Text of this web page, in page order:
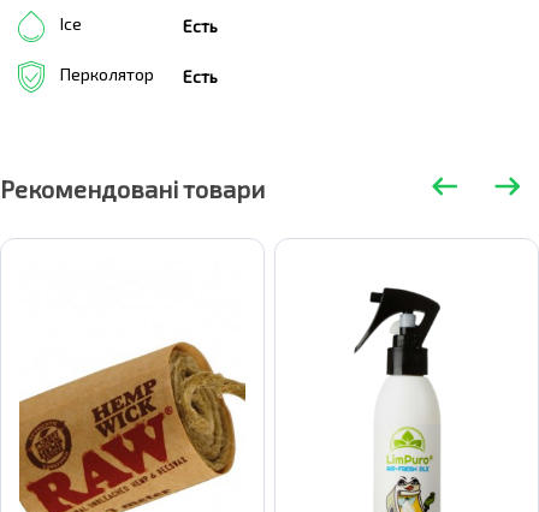
Ice Есть
Перколятор Есть
Рекомендовані товари